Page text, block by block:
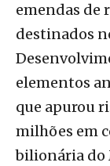
emendas de
destinados
elementos
que apurou
milhões em
bilionária do